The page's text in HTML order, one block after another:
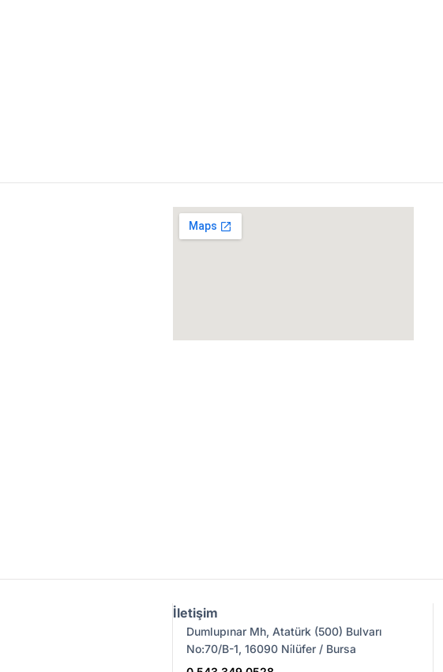
İletişim
Dumlupınar Mh, Atatürk (500) Bulvarı
No:70/B-1, 16090 Ni̇lüfer / Bursa